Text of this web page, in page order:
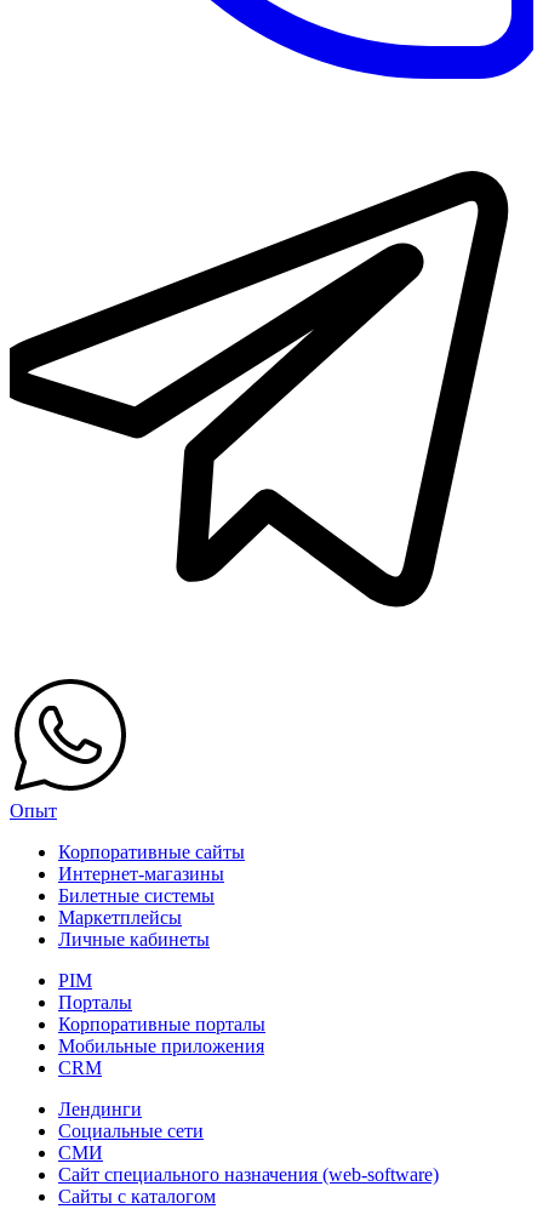
Опыт
Корпоративные сайты
Интернет-магазины
Билетные системы
Маркетплейсы
Личные кабинеты
PIM
Порталы
Корпоративные порталы
Мобильные приложения
CRM
Лендинги
Социальные сети
СМИ
Сайт специального назначения (web-software)
Сайты с каталогом